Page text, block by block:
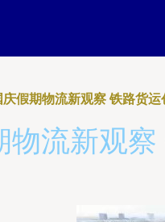
庆假期物流新观察 铁路货
物流新观